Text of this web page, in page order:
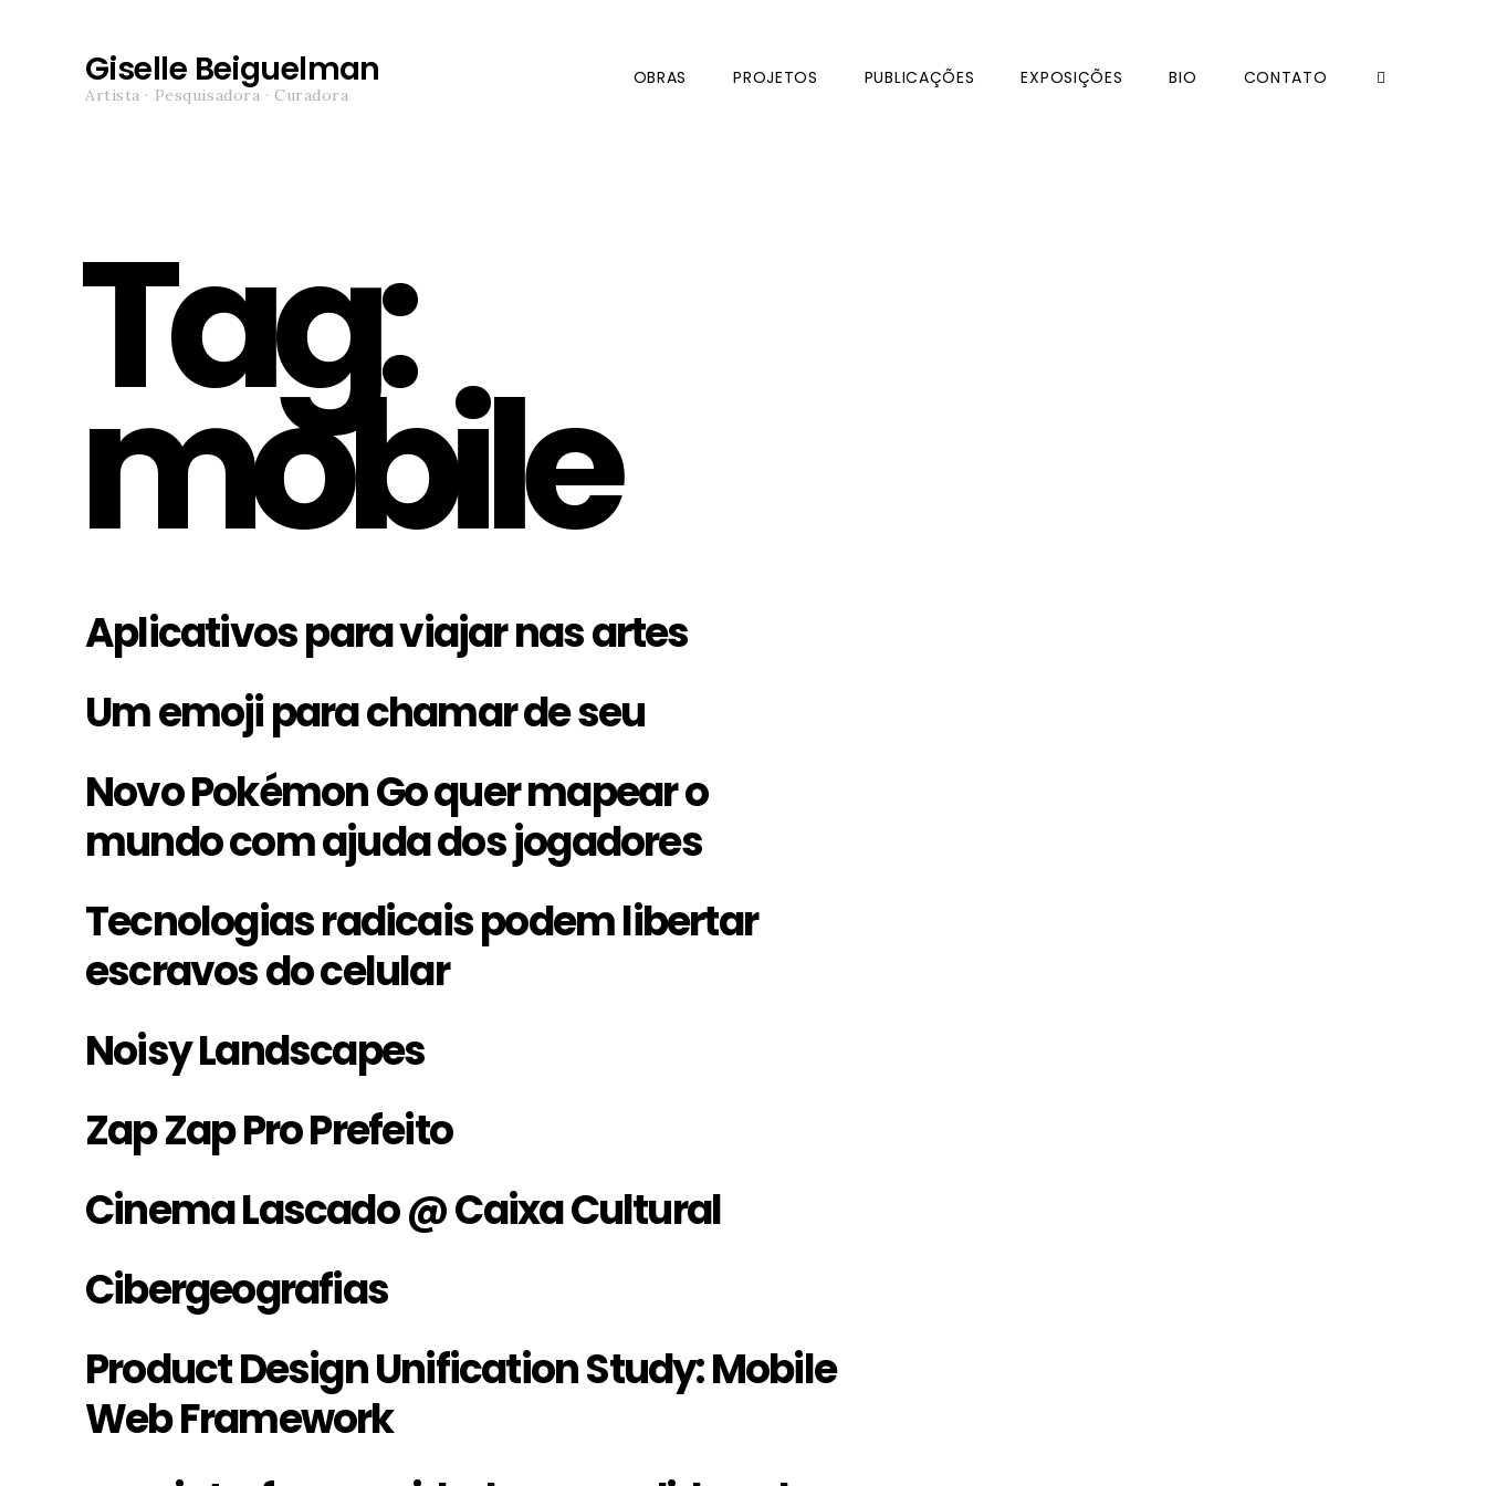
Giselle Beiguelman
Artista · Pesquisadora · Curadora
OBRAS PROJETOS PUBLICAÇÕES EXPOSIÇÕES BIO CONTATO
Tag:
mobile
Aplicativos para viajar nas artes
Um emoji para chamar de seu
Novo Pokémon Go quer mapear o
mundo com ajuda dos jogadores
Tecnologias radicais podem libertar
escravos do celular
Noisy Landscapes
Zap Zap Pro Prefeito
Cinema Lascado @ Caixa Cultural
Cibergeografias
Product Design Unification Study: Mobile
Web Framework